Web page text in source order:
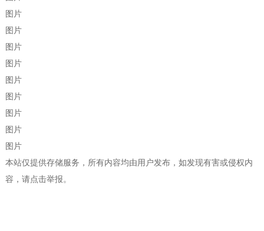
图片
图片
图片
图片
图片
图片
图片
图片
图片
本站仅提供存储服务，所有内容均由用户发布，如发现有害或侵权内
容，请点击举报。